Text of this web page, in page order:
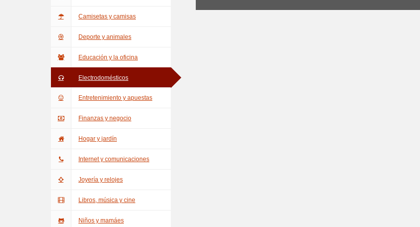
Camisetas y camisas
Deporte y animales
Educación y la oficina
Electrodomésticos
Entretenimiento y apuestas
Finanzas y negocio
Hogar y jardín
Internet y comunicaciones
Joyería y relojes
Libros, música y cine
Niños y mamáes